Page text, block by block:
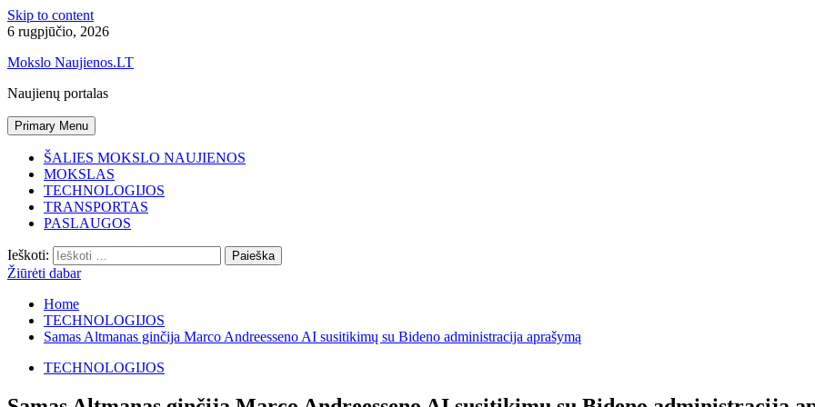
Skip to content
6 rugpjūčio, 2026
Mokslo Naujienos.LT
Naujienų portalas
Primary Menu
ŠALIES MOKSLO NAUJIENOS
MOKSLAS
TECHNOLOGIJOS
TRANSPORTAS
PASLAUGOS
Ieškoti:
Žiūrėti dabar
Home
TECHNOLOGIJOS
Samas Altmanas ginčija Marco Andreesseno AI susitikimų su Bideno administracija aprašymą
TECHNOLOGIJOS